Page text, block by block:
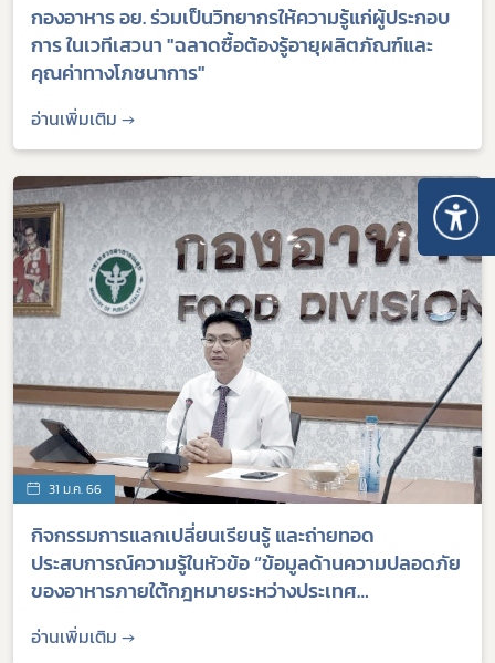
กองอาหาร อย. ร่วมเป็นวิทยากรให้ความรู้แก่ผู้ประกอบ
การ ในเวทีเสวนา "ฉลาดซื้อต้องรู้อายุผลิตภัณฑ์และ
คุณค่าทางโภชนาการ"
อ่านเพิ่มเติม →
31 ม.ค. 66
กิจกรรมการแลกเปลี่ยนเรียนรู้ และถ่ายทอด
ประสบการณ์ความรู้ในหัวข้อ “ข้อมูลด้านความปลอดภัย
ของอาหารภายใต้กฎหมายระหว่างประเทศ
(International Health Regulations (2005)) และ
อาเซียน”
อ่านเพิ่มเติม →